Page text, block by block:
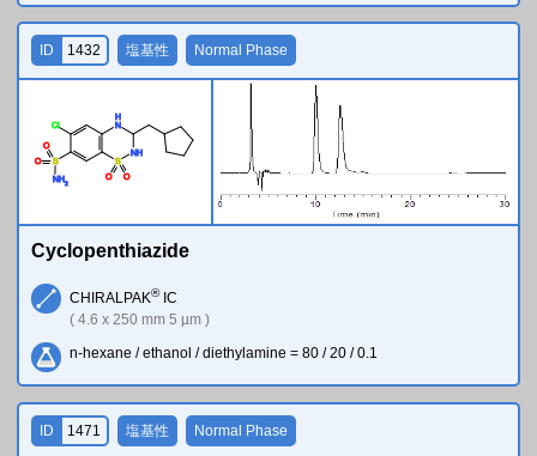
N
H
NH
S
Cl
O
O
S
N H2
O
O
ID 1432 塩基性 Normal Phase
Cyclopenthiazide
CHIRALPAK®IC
( 4.6 x 250 mm 5 µm )
n-hexane / ethanol / diethylamine = 80 / 20 / 0.1
ID 1471 塩基性 Normal Phase